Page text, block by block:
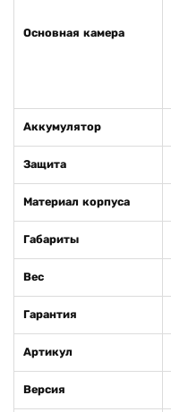
Основная камера
Аккумулятор
Защита
Материал корпуса
Габариты
Вес
Гарантия
Артикул
Версия